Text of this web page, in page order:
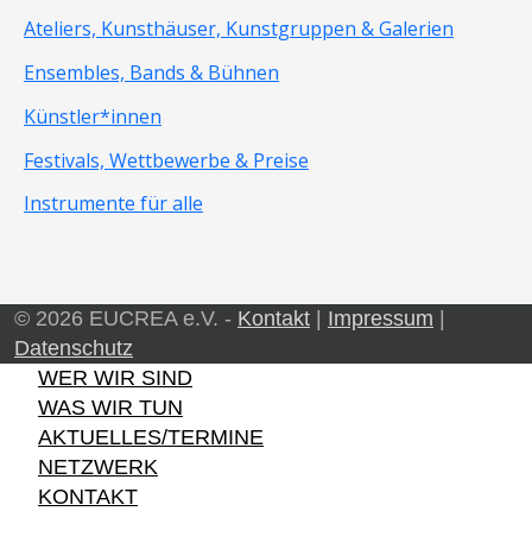
Ateliers, Kunsthäuser, Kunstgruppen & Galerien
Ensembles, Bands & Bühnen
Künstler*innen
Festivals, Wettbewerbe & Preise
Instrumente für alle
© 2026 EUCREA e.V. - Kontakt Impressum
Datenschutz
WER WIR SIND
WAS WIR TUN
AKTUELLES/TERMINE
NETZWERK
KONTAKT